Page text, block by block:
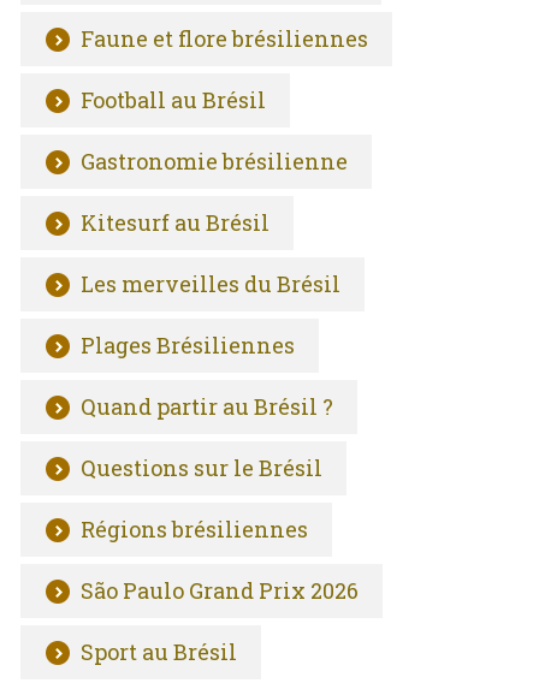
Faune et flore brésiliennes
Football au Brésil
Gastronomie brésilienne
Kitesurf au Brésil
Les merveilles du Brésil
Plages Brésiliennes
Quand partir au Brésil ?
Questions sur le Brésil
Régions brésiliennes
São Paulo Grand Prix 2026
Sport au Brésil